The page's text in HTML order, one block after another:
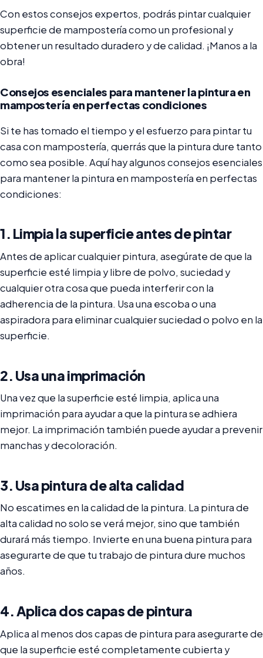
Con estos consejos expertos, podrás pintar cualquier
superficie de mampostería como un profesional y
obtener un resultado duradero y de calidad. ¡Manos a la
obra!
Consejos esenciales para mantener la pintura en
mampostería en perfectas condiciones
Si te has tomado el tiempo y el esfuerzo para pintar tu
casa con mampostería, querrás que la pintura dure tanto
como sea posible. Aquí hay algunos consejos esenciales
para mantener la pintura en mampostería en perfectas
condiciones:
1. Limpia la superficie antes de pintar
Antes de aplicar cualquier pintura, asegúrate de que la
superficie esté limpia y libre de polvo, suciedad y
cualquier otra cosa que pueda interferir con la
adherencia de la pintura. Usa una escoba o una
aspiradora para eliminar cualquier suciedad o polvo en la
superficie.
2. Usa una imprimación
Una vez que la superficie esté limpia, aplica una
imprimación para ayudar a que la pintura se adhiera
mejor. La imprimación también puede ayudar a prevenir
manchas y decoloración.
3. Usa pintura de alta calidad
No escatimes en la calidad de la pintura. La pintura de
alta calidad no solo se verá mejor, sino que también
durará más tiempo. Invierte en una buena pintura para
asegurarte de que tu trabajo de pintura dure muchos
años.
4. Aplica dos capas de pintura
Aplica al menos dos capas de pintura para asegurarte de
que la superficie esté completamente cubierta y